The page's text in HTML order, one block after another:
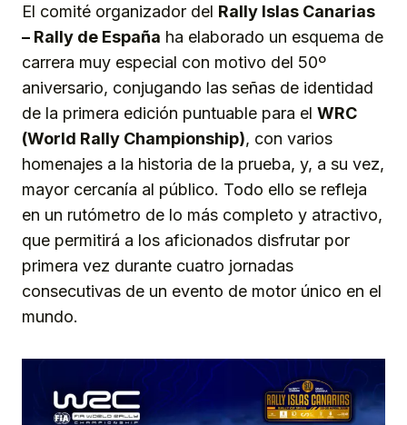
El comité organizador del Rally Islas Canarias
– Rally de España ha elaborado un esquema de
carrera muy especial con motivo del 50º
aniversario, conjugando las señas de identidad
de la primera edición puntuable para el WRC
(World Rally Championship), con varios
homenajes a la historia de la prueba, y, a su vez,
mayor cercanía al público. Todo ello se refleja
en un rutómetro de lo más completo y atractivo,
que permitirá a los aficionados disfrutar por
primera vez durante cuatro jornadas
consecutivas de un evento de motor único en el
mundo.